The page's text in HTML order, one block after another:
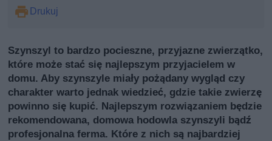
Drukuj
Szynszyl to bardzo pocieszne, przyjazne zwierzątko,
które może stać się najlepszym przyjacielem w
domu. Aby szynszyle miały pożądany wygląd czy
charakter warto jednak wiedzieć, gdzie takie zwierzę
powinno się kupić. Najlepszym rozwiązaniem będzie
rekomendowana, domowa hodowla szynszyli bądź
profesjonalna ferma. Które z nich są najbardziej